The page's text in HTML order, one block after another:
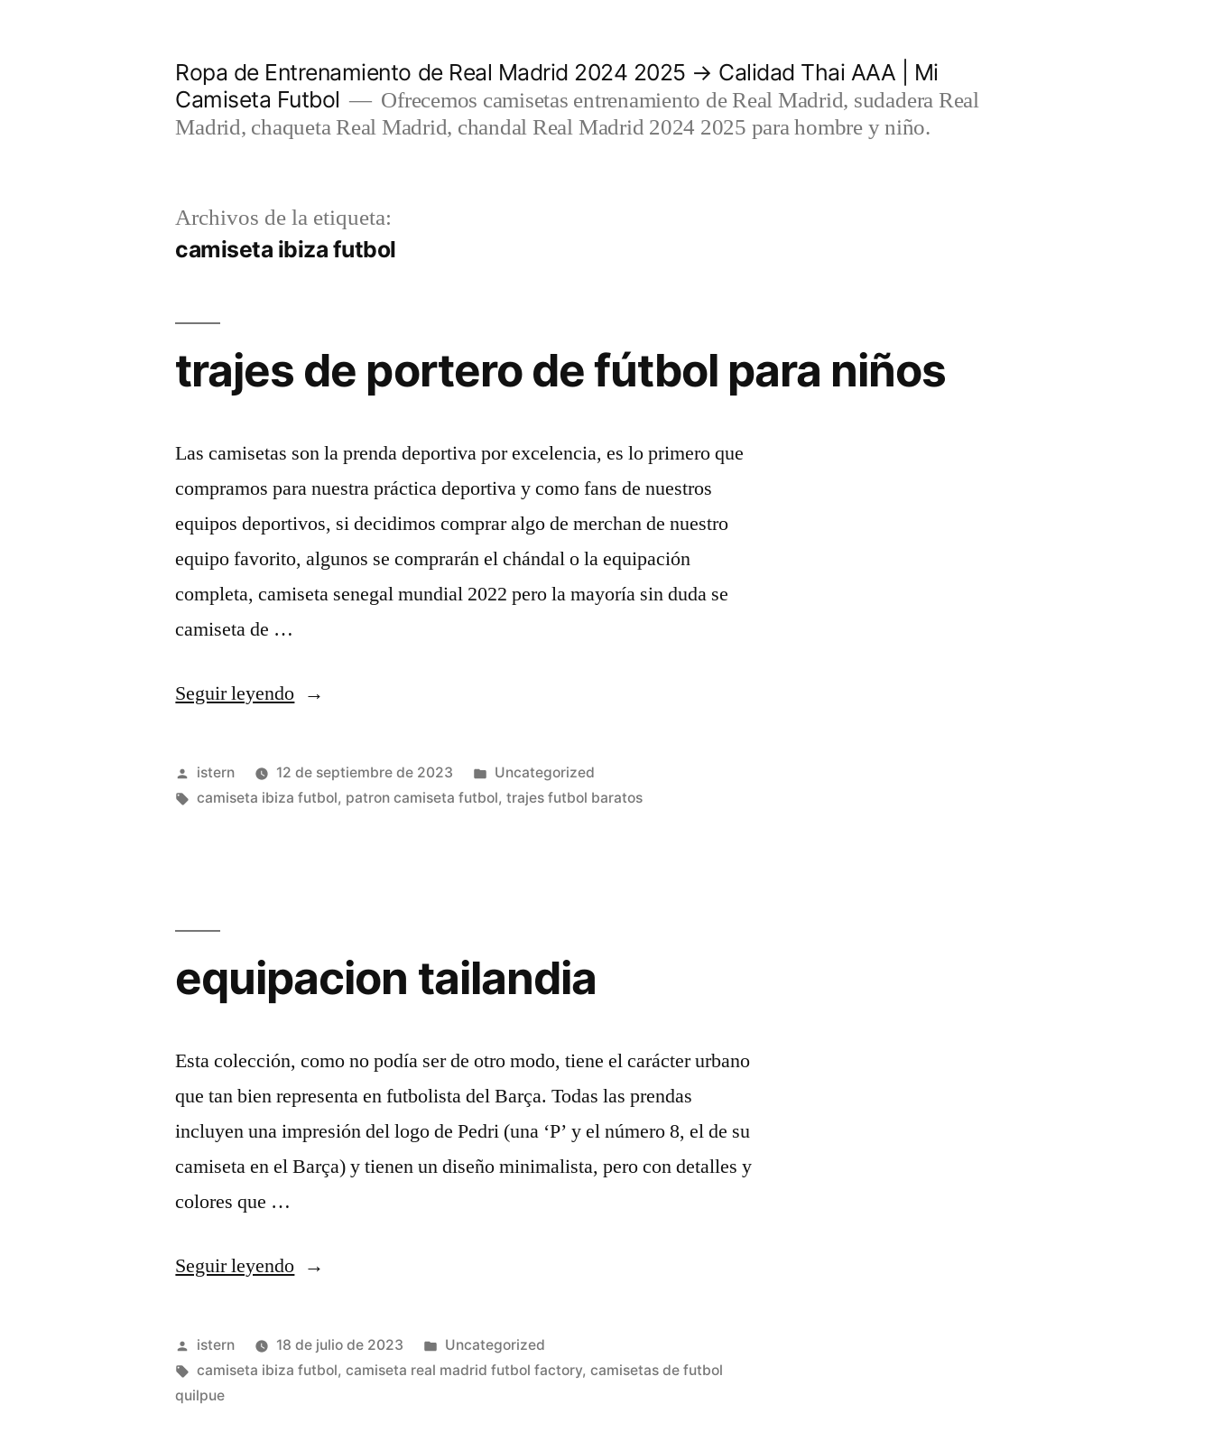
Ropa de Entrenamiento de Real Madrid 2024 2025 → Calidad Thai AAA | Mi
Camiseta Futbol
Ofrecemos camisetas entrenamiento de Real Madrid, sudadera Real
Madrid, chaqueta Real Madrid, chandal Real Madrid 2024 2025 para hombre y niño.
Archivos de la etiqueta:
camiseta ibiza futbol
trajes de portero de fútbol para niños
Las camisetas son la prenda deportiva por excelencia, es lo primero que
compramos para nuestra práctica deportiva y como fans de nuestros
equipos deportivos, si decidimos comprar algo de merchan de nuestro
equipo favorito, algunos se comprarán el chándal o la equipación
completa, camiseta senegal mundial 2022 pero la mayoría sin duda se
camiseta de …
Seguir leyendo«trajes
portero
de
Publicado
por
istern 12 de septiembre de 2023
Publicado
en
Uncategorized
Etiquetas:
camiseta ibiza futbol, patron camiseta futbol,trajes futbol baratos
equipacion tailandia
Esta colección, como no podía ser de otro modo, tiene el carácter urbano
que tan bien representa en futbolista del Barça. Todas las prendas
incluyen una impresión del logo de Pedri (una ‘P’ y el número 8, el de su
camiseta en el Barça) y tienen un diseño minimalista, pero con detalles y
colores que …
Seguir leyendo«equipacion
Publicado
por
istern 18 de julio de 2023
Publicado
en
Uncategorized
Etiquetas:
camiseta ibiza futbol,camiseta real madrid futbol factory,camisetas de futbol
quilpue